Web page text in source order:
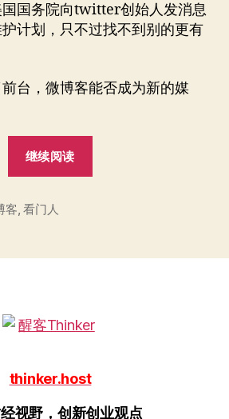
国务院向twitter创始人发消息
计划，只不过找不到别的更有
，微博客能否成为新的媒
继续阅读
微
客,看门人
thinker.host
视野，创新创业观点